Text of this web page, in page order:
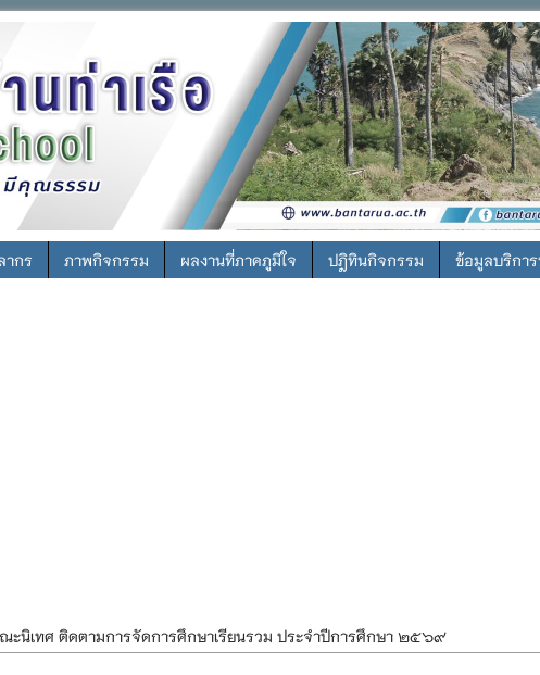
ากร ภาพกิจกรรม ผลงานที่ภาคภูมิใจ ปฎิทินกิจกรรม ข้อมูลบริกา
ะนิเทศ ติดตามการจัดการศึกษาเรียนรวม ประจำปีการศึกษา ๒๕๖๙